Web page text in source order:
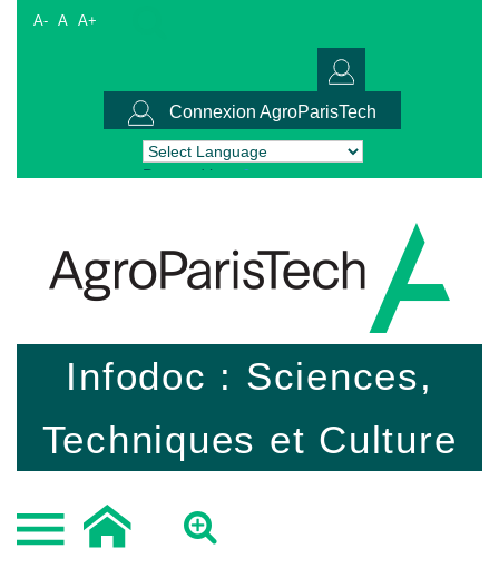
A- A A+
Connexion AgroParisTech
Powered by Translate
Infodoc : Sciences,
Techniques et Culture